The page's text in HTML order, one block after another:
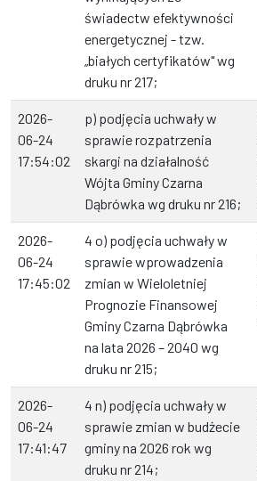
świadectw efektywności
energetycznej - tzw.
„białych certyfikatów" wg
druku nr 217;
2026-
06-24
17:54:02
p) podjęcia uchwały w
sprawie rozpatrzenia
skargi na działalność
Wójta Gminy Czarna
Dąbrówka wg druku nr 216;
2026-
06-24
17:45:02
4 o) podjęcia uchwały w
sprawie wprowadzenia
zmian w Wieloletniej
Prognozie Finansowej
Gminy Czarna Dąbrówka
na lata 2026 – 2040 wg
druku nr 215;
2026-
06-24
17:41:47
4 n) podjęcia uchwały w
sprawie zmian w budżecie
gminy na 2026 rok wg
druku nr 214;